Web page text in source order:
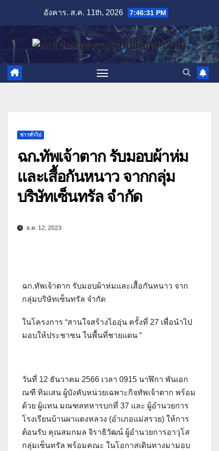
content
อังคาร. ส.ค. 11th, 2026 7:46:32 PM
ข่าวทั่วไป
ฉก.ทัพเจ้าตาก รับมอบผ้าห่ม
และเสื้อกันหนาว จากกลุ่ม
บริษัทเซ็นทรัล จำกัด
ธ.ค. 12, 2023
ฉก.ทัพเจ้าตาก รับมอบผ้าห่มและเสื้อกันหนาว จาก
กลุ่มบริษัทเซ็นทรัล จำกัด
ในโครงการ “สานใจสร้างไออุ่น ครั้งที่ 27 เพื่อนำไป
มอบให้ประชาชน ในพื้นที่ชายแดน “
วันที่ 12 ธันวาคม 2566 เวลา 0915 นาฬิกา พันเอก
ณฑี ทิมเสน ผู้บังคับหน่วยเฉพาะกิจทัพเจ้าตาก พร้อม
ด้วย ผู้แทน มณฑลทหารบกที่ 37 และ ผู้อำนวยการ
โรงเรียนบ้านผาแดงหลวง (อำเภอแม่สรวย) ให้การ
ต้อนรับ คุณสมกมล จิราธิวัฒน์ ผู้อำนวยการอาวุโส
กลุ่มเซ็นทรัล พร้อมคณะ ในโอกาสเดินทางมามอบ